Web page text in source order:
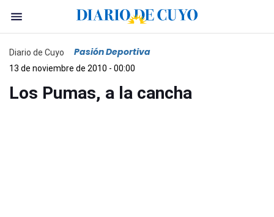
Diario de Cuyo Pasión Deportiva
13 de noviembre de 2010 - 00:00
Los Pumas, a la cancha